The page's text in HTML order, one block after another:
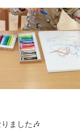
ました🎶